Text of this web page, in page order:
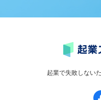
起業で失敗しない